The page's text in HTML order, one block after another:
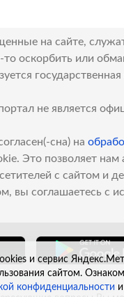
на сайте,
оскорбить или
не является
сна) на
Это позволяет нам
с сайтом и
вы соглашаетесь с
и сервис
сайтом.
конфиденциальности и